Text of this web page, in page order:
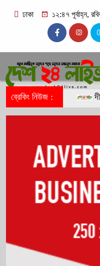
ঢাকা ১২:৪৭ পূর্বাহ্ন,
ব্রেকিং নিউজ :